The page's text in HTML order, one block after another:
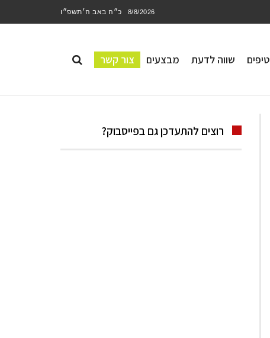
8/8/2026 כ״ה באב ה׳תשפ״ו
טיפים שווה לדעת מבצעים צור קשר
רוצים להתעדכן גם בפייסבוק?